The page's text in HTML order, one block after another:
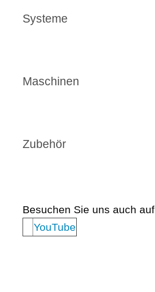
Systeme
Maschinen
Zubehör
Besuchen Sie uns auch auf
YouTube